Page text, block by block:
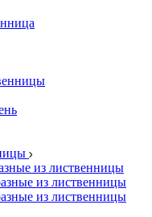
из лиственницы
из лиственницы
из лиственницы